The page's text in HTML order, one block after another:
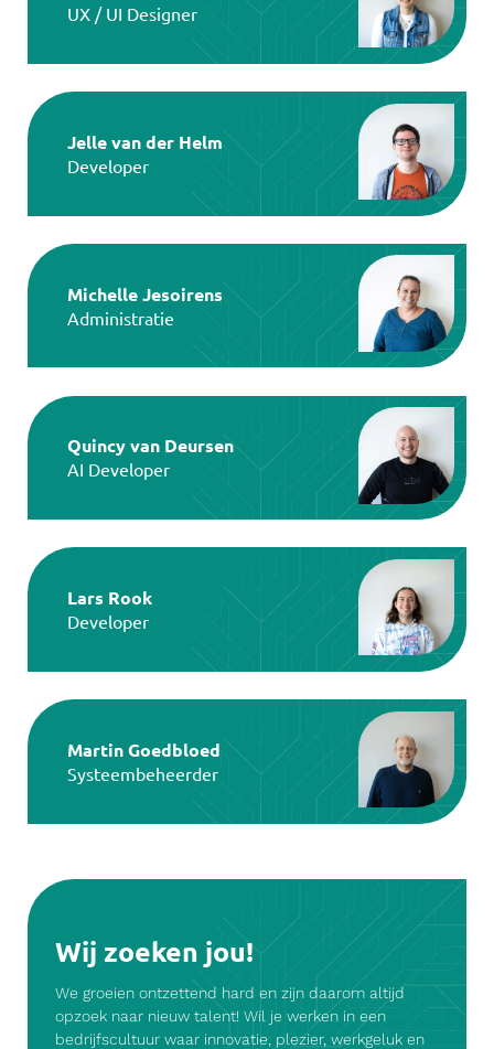
UX / UI Designer
Jelle van der Helm
Developer
Michelle Jesoirens
Administratie
Quincy van Deursen
AI Developer
Lars Rook
Developer
Martin Goedbloed
Systeembeheerder
Wij zoeken jou!
We groeien ontzettend hard en zijn daarom altijd
opzoek naar nieuw talent! Wil je werken in een
bedrijfscultuur waar innovatie, plezier, werkgeluk en